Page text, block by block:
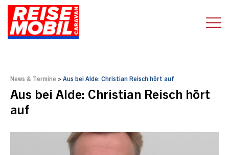
News & Termine > Aus bei Alde: Christian Reisch hört auf
Aus bei Alde: Christian Reisch hört
auf